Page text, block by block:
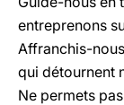
entreprenons
Affranchis-
qui détournent
Ne permets